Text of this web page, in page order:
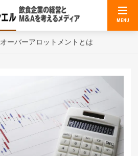
MENU
オーバーアロットメントとは